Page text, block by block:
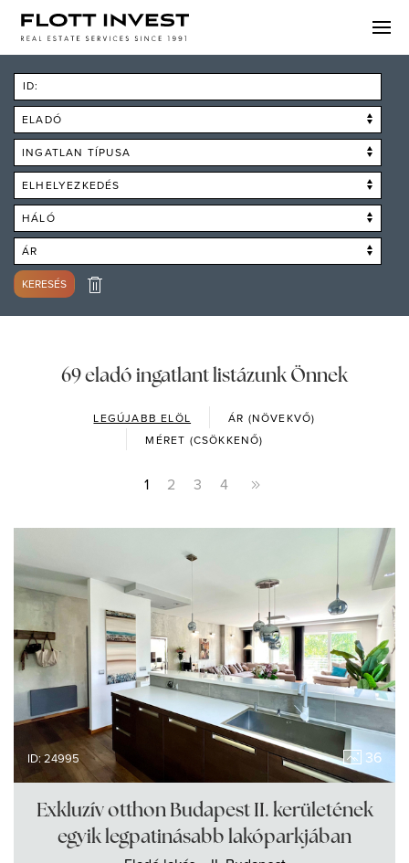
ID:
ELADÓ
INGATLAN TÍPUSA
ELHELYEZKEDÉS
HÁLÓ
ÁR
KERESÉS
69 eladó ingatlant listázunk Önnek
LEGÚJABB ELÖL
ÁR (NÖVEKVŐ)
MÉRET (CSÖKKENŐ)
1 2 3 4
ID: 24995 36
Exkluzív otthon Budapest II. kerületének
egyik legpatinásabb lakóparkjában